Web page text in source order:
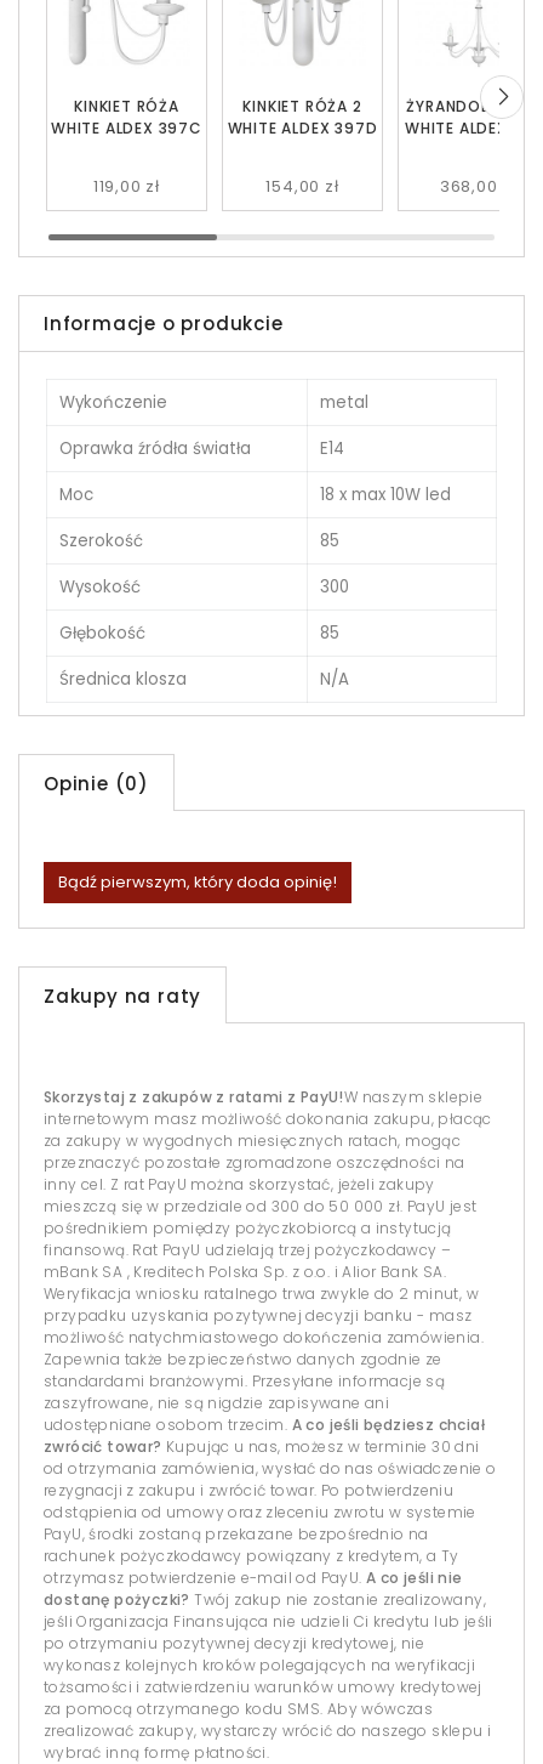
KINKIET RÓŻA 2
WHITE ALDEX 397D
154,00 zł
KINKIET RÓŻA
WHITE ALDEX 397C
119,00 zł
ŻYRANDOL RÓŻA
WHITE ALDEX
368,00 zł
Informacje o produkcie
Wykończenie
metal
Oprawka źródła światła
E14
Moc
18 x max 10W led
Szerokość
85
Wysokość
300
Głębokość
85
Średnica klosza
N/A
Opinie (0)
Bądź pierwszym, który doda opinię!
Zakupy na raty
Skorzystaj z zakupów z ratami z PayU!W naszym sklepie
internetowym masz możliwość dokonania zakupu, płacąc
za zakupy w wygodnych miesięcznych ratach, mogąc
przeznaczyć pozostałe zgromadzone oszczędności na
inny cel. Z rat PayU można skorzystać, jeżeli zakupy
mieszczą się w przedziale od 300 do 50 000 zł. PayU jest
pośrednikiem pomiędzy pożyczkobiorcą a instytucją
finansową. Rat PayU udzielają trzej pożyczkodawcy –
mBank SA , Kreditech Polska Sp. z o.o. i Alior Bank SA.
Weryfikacja wniosku ratalnego trwa zwykle do 2 minut, w
przypadku uzyskania pozytywnej decyzji banku - masz
możliwość natychmiastowego dokończenia zamówienia.
Zapewnia także bezpieczeństwo danych zgodnie ze
standardami branżowymi. Przesyłane informacje są
zaszyfrowane, nie są nigdzie zapisywane ani
udostępniane osobom trzecim. A co jeśli będziesz chciał
zwrócić towar? Kupując u nas, możesz w terminie 30 dni
od otrzymania zamówienia, wysłać do nas oświadczenie o
rezygnacji z zakupu i zwrócić towar. Po potwierdzeniu
odstąpienia od umowy oraz zleceniu zwrotu w systemie
PayU, środki zostaną przekazane bezpośrednio na
rachunek pożyczkodawcy powiązany z kredytem, a Ty
otrzymasz potwierdzenie e-mail od PayU. A co jeśli nie
dostanę pożyczki? Twój zakup nie zostanie zrealizowany,
jeśli Organizacja Finansująca nie udzieli Ci kredytu lub jeśli
po otrzymaniu pozytywnej decyzji kredytowej, nie
wykonasz kolejnych kroków polegających na weryfikacji
tożsamości i zatwierdzeniu warunków umowy kredytowej
za pomocą otrzymanego kodu SMS. Aby wówczas
zrealizować zakupy, wystarczy wrócić do naszego sklepu i
wybrać inną formę płatności.